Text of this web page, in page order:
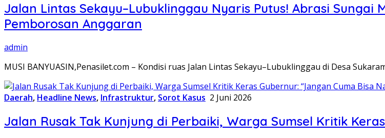
Jalan Lintas Sekayu–Lubuklinggau Nyaris Putus! Abrasi Sungai
Pemborosan Anggaran
admin
MUSI BANYUASIN,Penasilet.com – Kondisi ruas Jalan Lintas Sekayu–Lubuklinggau di Desa
Daerah, Headline News, Infrastruktur, Sorot Kasus 2 Juni 2026
Jalan Rusak Tak Kunjung di Perbaiki, Warga Sumsel Kritik